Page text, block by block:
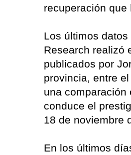
recuperación
Los últimos
Research realizó
publicados por
provincia, entre
una comparación
conduce el
18 de noviembre
En los últimos